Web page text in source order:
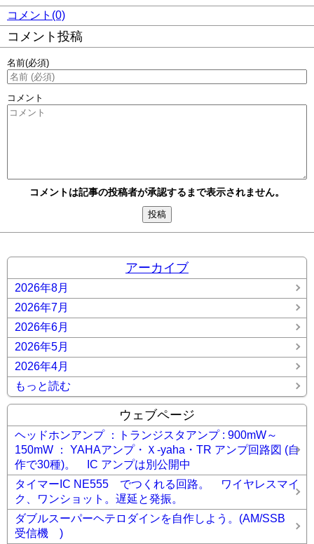
コメント(0)
コメント投稿
名前(必須)
コメント
コメントは記事の投稿者が承認するまで表示されません。
アーカイブ
2026年8月
2026年7月
2026年6月
2026年5月
2026年4月
もっと読む
ウェブページ
ヘッドホンアンプ ：トランジスタアンプ : 900mW～
150mW ： YAHAアンプ・Ｘ-yaha・TR アンプ回路図 (自
作で30種)。 IC アンプは別公開中
タイマーIC NE555 でつくれる回路。 ワイヤレスマイ
ク、ワンショット。遅延と発振。
ダブルスーパーヘテロダインを自作しよう。(AM/SSB
受信機 )